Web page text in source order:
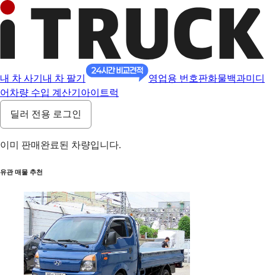
내 차 사기 내 차 팔기 영업용 번호판화물백과미디
어 차량 수입 계산기 아이트럭
딜러 전용 로그인
이미 판매완료된 차량입니다.
유관 매물 추천